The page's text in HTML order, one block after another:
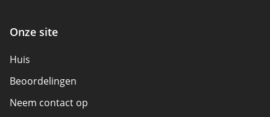
Onze site
Huis
Beoordelingen
Neem contact op